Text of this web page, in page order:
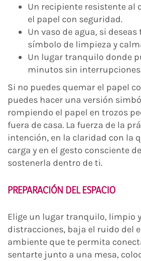
Un recipiente resistente al
el papel con seguridad.
Un vaso de agua, si
símbolo de limpieza y
Un lugar tranquilo donde
minutos sin
Si no puedes quemar el papel
puedes hacer una versión
rompiendo el papel en trozos
fuera de casa. La fuerza de la
intención, en la claridad con la
carga y en el gesto consciente
sostenerla dentro de ti.
PREPARACIÓN DEL ESPACIO
Elige un lugar tranquilo, limpio
distracciones, baja el ruido del
ambiente que te permita
sentarte junto a una mesa,